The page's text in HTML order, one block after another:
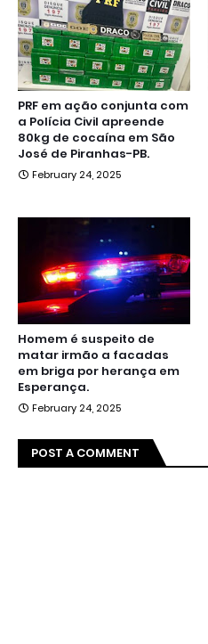
PRF em ação conjunta com
a Polícia Civil apreende
80kg de cocaína em São
José de Piranhas-PB.
February 24, 2025
Homem é suspeito de
matar irmão a facadas
em briga por herança em
Esperança.
February 24, 2025
POST A COMMENT